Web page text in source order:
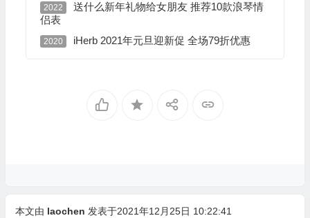
2022
送什么新年礼物给女朋友 推荐10款浪琴情
侣表
2020 iHerb 2021年元旦迎新促 全场79折优惠
本文由 laochen 发表于2021年12月25日 10:22:41